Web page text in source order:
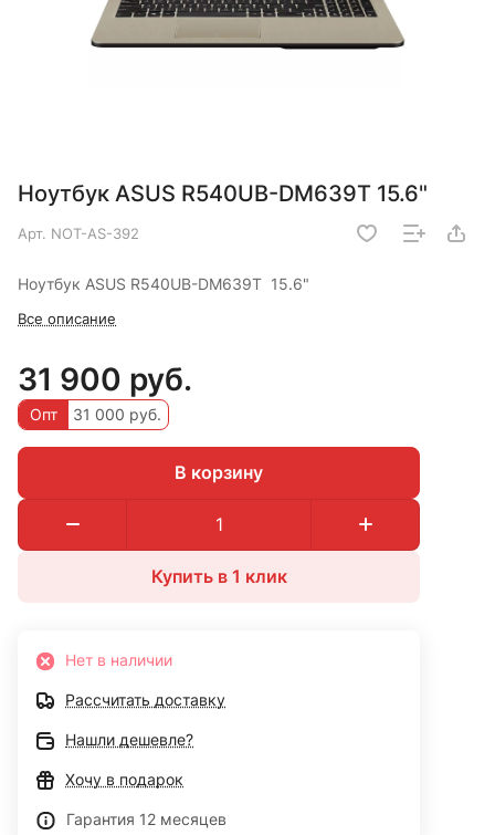
Ноутбук ASUS R540UB-DM639T 15.6"
Арт. NOT-AS-392
Ноутбук ASUS R540UB-DM639T 15.6"
Все описание
31 900 руб.
Опт 31 000 руб.
В корзину
Купить в 1 клик
Нет в наличии
Рассчитать доставку
Нашли дешевле?
Хочу в подарок
Гарантия 12 месяцев